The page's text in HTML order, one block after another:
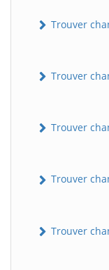
Trouver
Trouver
Trouver
Trouver
Trouver